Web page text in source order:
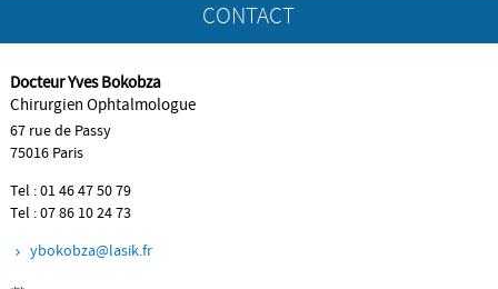
CONTACT
Docteur Yves Bokobza
Chirurgien Ophtalmologue
67 rue de Passy
75016 Paris
Tel : 01 46 47 50 79
Tel : 07 86 10 24 73
ybokobza@lasik.fr